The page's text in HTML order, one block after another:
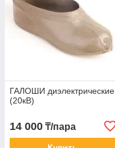
ГАЛОШИ диэлектрические
(20кВ)
14 000 ₸/пара